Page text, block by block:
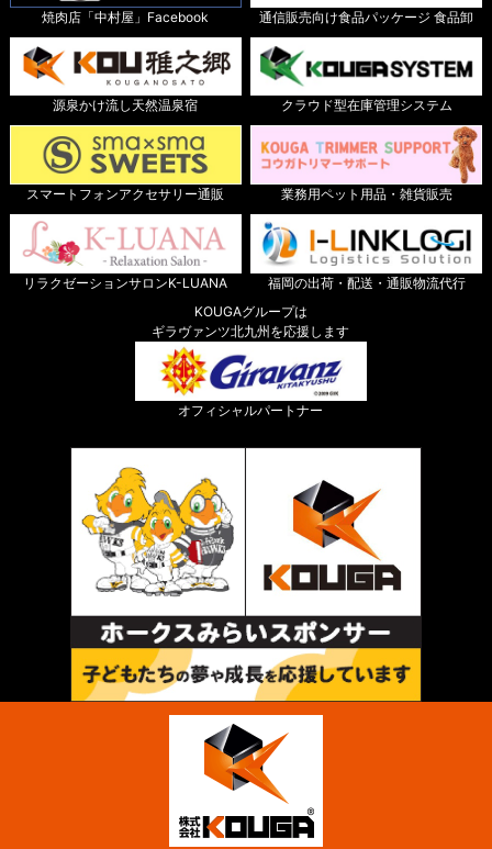
焼肉店「中村屋」Facebook 通信販売向け食品パッケージ 食品卸
源泉かけ流し天然温泉宿 クラウド型在庫管理システム
スマートフォンアクセサリー通販 業務用ペット用品・雑貨販売
リラクゼーションサロンK-LUANA
福岡の出荷・配送・通販物流代行
KOUGAグループは
ギラヴァンツ北九州を応援します
オフィシャルパートナー